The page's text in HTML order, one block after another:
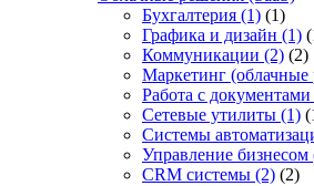
Бухгалтерия (1) (1)
Графика и дизайн (1)
Коммуникации (2) (2)
Маркетинг (облачные
Работа с документами
Сетевые утилиты (1)
Системы
Управление бизнесом
CRM системы (2) (2)